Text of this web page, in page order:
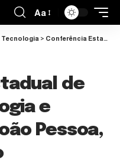
Aa
Tecnologia > Conferência Estadual de Ciência, Tecnologia e Inovação, em João Pessoa, é marcada pelo lançamento de 400 vagas para Projeto Limite do Visível
de
e
Pessoa,